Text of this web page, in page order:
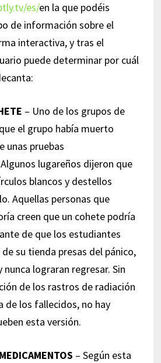
es/en la que podéis
de información sobre el
interactiva, y tras el
puede determinar por cuál
– Uno de los grupos de
el grupo había muerto
unas pruebas
lugareños dijeron que
blancos y destellos
Aquellas personas que
creen que un cohete podría
de que los estudiantes
su tienda presas del pánico,
lograran regresar. Sin
de los rastros de radiación
de los fallecidos, no hay
esta versión.
– Según esta